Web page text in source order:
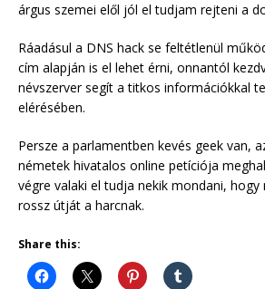
árgus szemei elől jól el tudjam rejteni a
Ráadásul a DNS hack se feltétlenül
cím alapján is el lehet érni, onnantól
névszerver segít a titkos információkkal
elérésében.
Persze a parlamentben kevés geek van,
németek hivatalos online petíciója
végre valaki el tudja nekik mondani,
rossz útját a harcnak.
Share this: